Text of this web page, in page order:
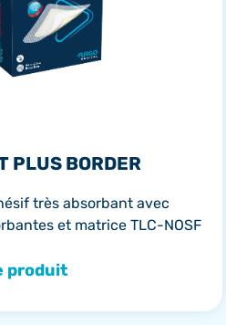
PLUS BORDER
très absorbant avec
et matrice TLC-NOSF
produit